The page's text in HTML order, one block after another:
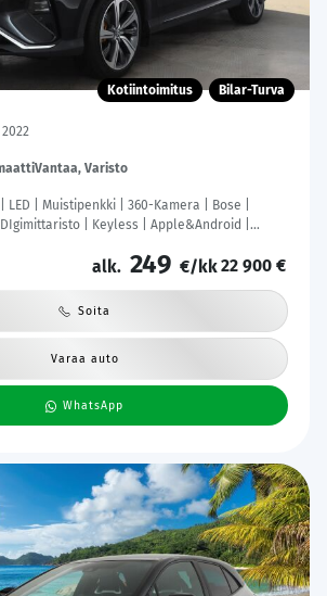
Kotiintoimitus Bilar-Turva
2022
Vantaa, Varisto
LED | Muistipenkki | 360-Kamera | Bose |
| Keyless | Apple&Android |
alk. 249 €/kk22 900 €
Soita
Varaa auto
WhatsApp